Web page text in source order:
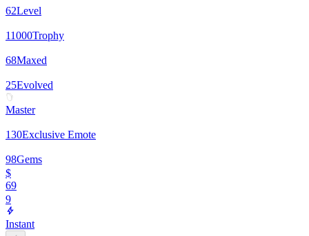
62Level
11000Trophy
68Maxed
25Evolved
Master
130Exclusive Emote
98Gems
$
69
9
Instant